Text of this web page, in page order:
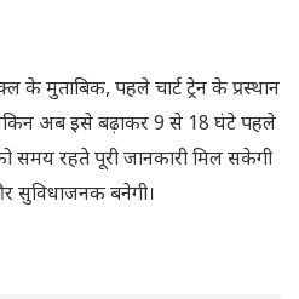
के मुताबिक, पहले चार्ट ट्रेन के प्रस्थान
अब इसे बढ़ाकर 9 से 18 घंटे पहले
समय रहते पूरी जानकारी मिल सकेगी
सुविधाजनक बनेगी।